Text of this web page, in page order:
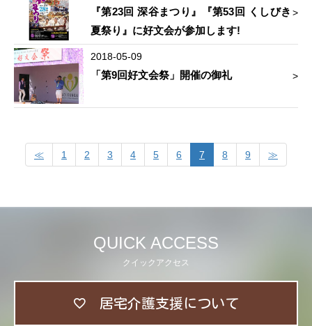
『第23回 深谷まつり』『第53回 くしびき
夏祭り』に好文会が参加します!
2018-05-09
「第9回好文会祭」開催の御礼
≪ 1 2 3 4 5 6 7 8 9 ≫
QUICK ACCESS
クイックアクセス
居宅介護支援について